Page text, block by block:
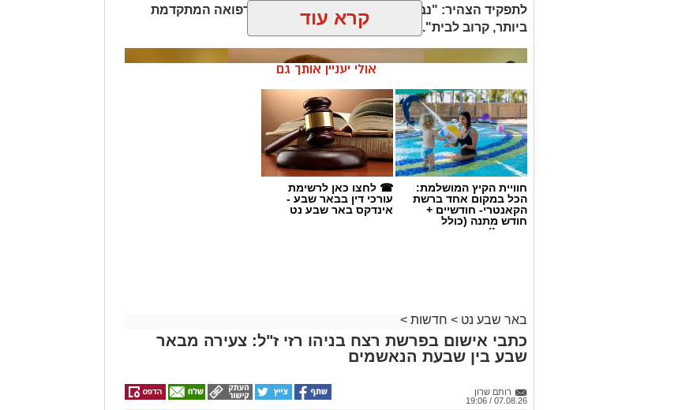
לתפקיד הצהיר: "נבטיח שכל ילד וילדה בנגב יזכו לרפואה המתקדמת
ביותר, קרוב לבית".
קרדיט: סורוקה
קרא עוד
אולי יעניין אותך גם
חוויית הקיץ המושלמת:
הכל במקום אחד ברשת
הקאנטרי- חודשיים +
חודש מתנה (כולל
החגים!)
☎ לחצו כאן לרשימת
עורכי דין בבאר שבע -
אינדקס באר שבע נט
באר שבע נט > חדשות >
כתבי אישום בפרשת רצח בניהו רזי ז"ל: צעירה מבאר
שבע בין שבעת הנאשמים
רותם שרון
07.08.26 / 19:06